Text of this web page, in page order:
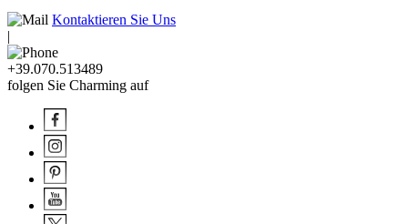
Kontaktieren Sie Uns
|
+39.070.513489
folgen Sie Charming auf